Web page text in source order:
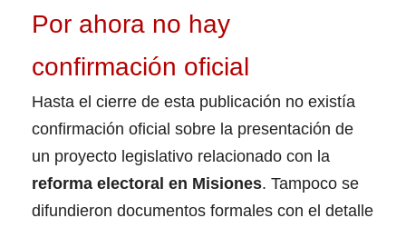
Por ahora no hay
confirmación oficial
Hasta el cierre de esta publicación no existía
confirmación oficial sobre la presentación de
un proyecto legislativo relacionado con la
reforma electoral en Misiones. Tampoco se
difundieron documentos formales con el detalle